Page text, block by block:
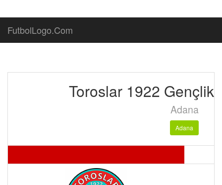
FutbolLogo.Com
Toroslar 1922 Gençlik
Adana
Adana